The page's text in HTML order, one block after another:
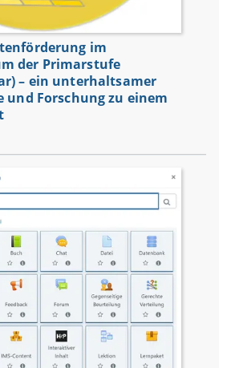
im
der Primarstufe
– ein unterhaltsamer
und Forschung zu einem